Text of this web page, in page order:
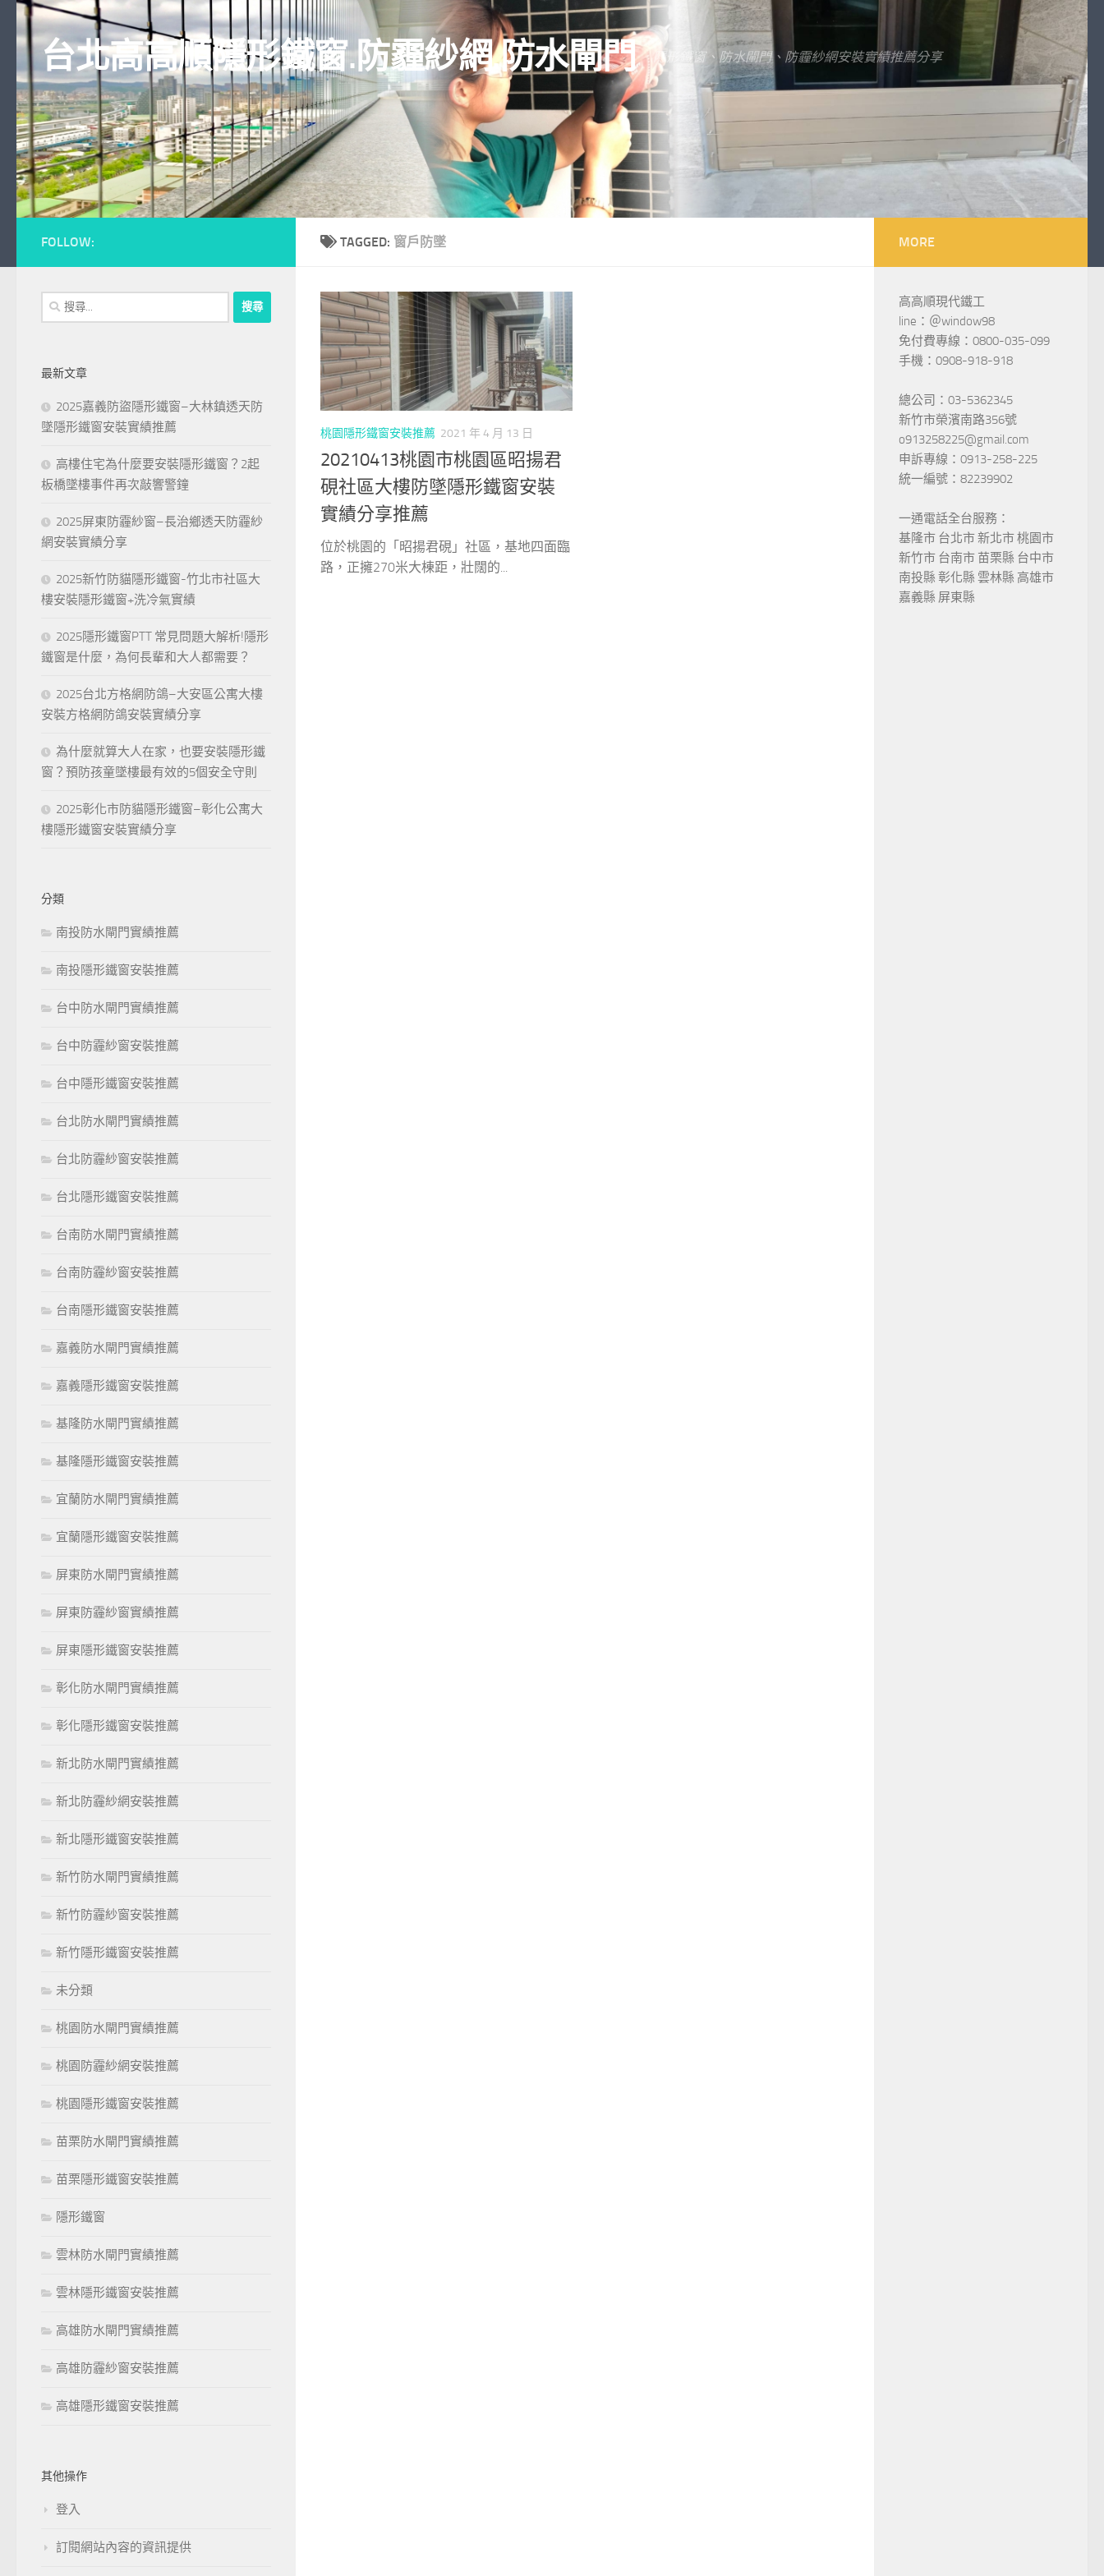
Skip to content
台北高高順隱形鐵窗.防霾紗網.防水閘門 隱形鐵窗、防水閘門、防霾紗網安裝實績推薦分享
TAGGED: 窗戶防墜
桃園隱形鐵窗安裝推薦 2021 年 4 月 13 日
20210413桃園市桃園區昭揚君
硯社區大樓防墜隱形鐵窗安裝
實績分享推薦
位於桃園的「昭揚君硯」社區，基地四面臨
路，正擁270米大棟距，壯闊的...
FOLLOW:
搜
尋
字:
最新文章
2025嘉義防盜隱形鐵窗–大林鎮透天防
墜隱形鐵窗安裝實績推薦
高樓住宅為什麼要安裝隱形鐵窗？2起
板橋墜樓事件再次敲響警鐘
2025屏東防霾紗窗–長治鄉透天防霾紗
網安裝實績分享
2025新竹防貓隱形鐵窗-竹北市社區大
樓安裝隱形鐵窗+洗冷氣實績
2025隱形鐵窗PTT 常見問題大解析!隱形
鐵窗是什麼，為何長輩和大人都需要？
2025台北方格網防鴿–大安區公寓大樓
安裝方格網防鴿安裝實績分享
為什麼就算大人在家，也要安裝隱形鐵
窗？預防孩童墜樓最有效的5個安全守則
2025彰化市防貓隱形鐵窗–彰化公寓大
樓隱形鐵窗安裝實績分享
分類
南投防水閘門實績推薦
南投隱形鐵窗安裝推薦
台中防水閘門實績推薦
台中防霾紗窗安裝推薦
台中隱形鐵窗安裝推薦
台北防水閘門實績推薦
台北防霾紗窗安裝推薦
台北隱形鐵窗安裝推薦
台南防水閘門實績推薦
台南防霾紗窗安裝推薦
台南隱形鐵窗安裝推薦
嘉義防水閘門實績推薦
嘉義隱形鐵窗安裝推薦
基隆防水閘門實績推薦
基隆隱形鐵窗安裝推薦
宜蘭防水閘門實績推薦
宜蘭隱形鐵窗安裝推薦
屏東防水閘門實績推薦
屏東防霾紗窗實績推薦
屏東隱形鐵窗安裝推薦
彰化防水閘門實績推薦
彰化隱形鐵窗安裝推薦
新北防水閘門實績推薦
新北防霾紗網安裝推薦
新北隱形鐵窗安裝推薦
新竹防水閘門實績推薦
新竹防霾紗窗安裝推薦
新竹隱形鐵窗安裝推薦
未分類
桃園防水閘門實績推薦
桃園防霾紗網安裝推薦
桃園隱形鐵窗安裝推薦
苗栗防水閘門實績推薦
苗栗隱形鐵窗安裝推薦
隱形鐵窗
雲林防水閘門實績推薦
雲林隱形鐵窗安裝推薦
高雄防水閘門實績推薦
高雄防霾紗窗安裝推薦
高雄隱形鐵窗安裝推薦
其他操作
登入
訂閱網站內容的資訊提供
MORE
高高順現代鐵工
line：＠window98
免付費專線：0800-035-099
手機：0908-918-918
總公司：03-5362345
新竹市榮濱南路356號
o913258225@gmail.com
申訴專線：0913-258-225
統一編號：82239902
一通電話全台服務：
基隆市 台北市 新北市 桃園市
新竹市 台南市 苗栗縣 台中市
南投縣 彰化縣 雲林縣 高雄市
嘉義縣 屏東縣